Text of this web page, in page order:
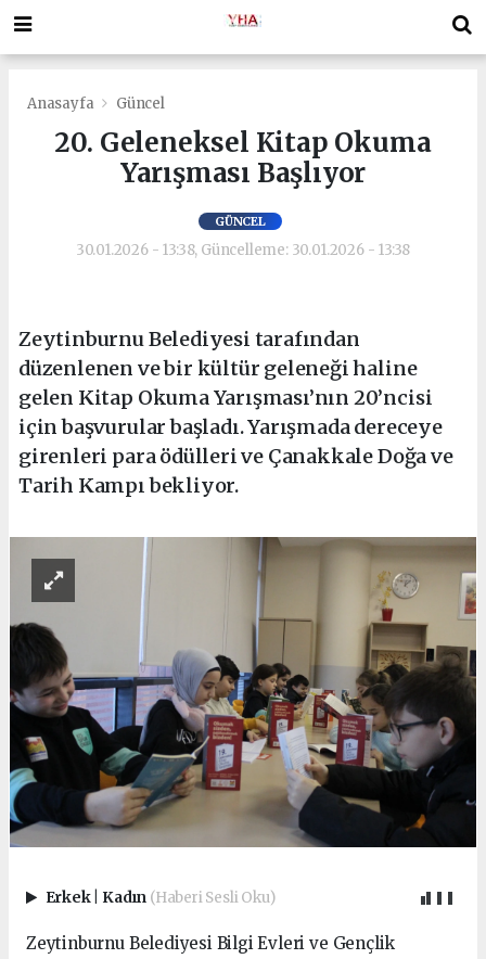
Anasayfa Güncel
20. Geleneksel Kitap Okuma
Yarışması Başlıyor
GÜNCEL
30.01.2026 - 13:38, Güncelleme: 30.01.2026 - 13:38
Zeytinburnu Belediyesi tarafından
düzenlenen ve bir kültür geleneği haline
gelen Kitap Okuma Yarışması’nın 20’ncisi
için başvurular başladı. Yarışmada dereceye
girenleri para ödülleri ve Çanakkale Doğa ve
Tarih Kampı bekliyor.
Erkek Kadın (Haberi Sesli Oku)
Zeytinburnu Belediyesi Bilgi Evleri ve Gençlik